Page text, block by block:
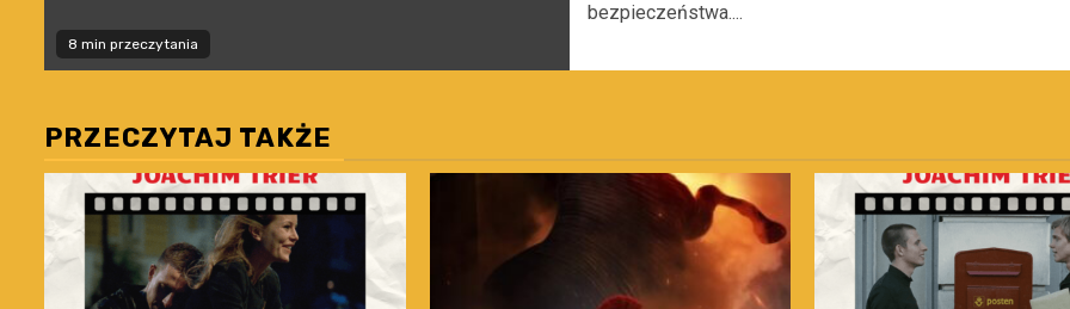
8 min przeczytania
bezpieczeństwa....
PRZECZYTAJ TAKŻE